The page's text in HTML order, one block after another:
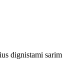
dignistami